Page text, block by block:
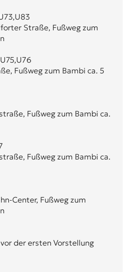
Straße, Fußweg zum
Fußweg zum Bambi ca. 5
Fußweg zum Bambi ca.
Fußweg zum Bambi ca.
Center, Fußweg zum
der ersten Vorstellung